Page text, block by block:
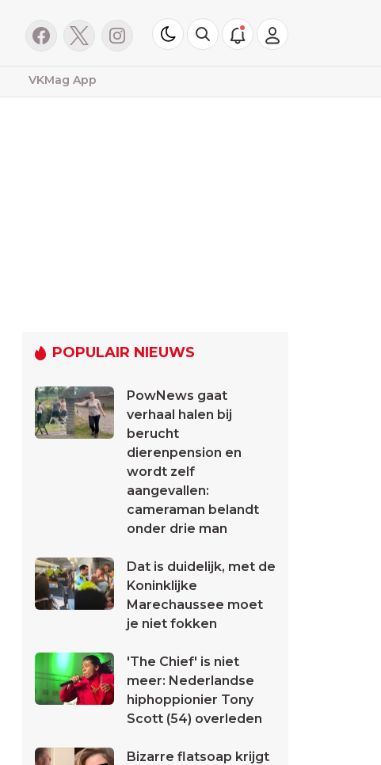
VKMag App
POPULAIR NIEUWS
PowNews gaat
verhaal halen bij
berucht
dierenpension en
wordt zelf
aangevallen:
cameraman belandt
onder drie man
Dat is duidelijk, met de
Koninklijke
Marechaussee moet
je niet fokken
'The Chief' is niet
meer: Nederlandse
hiphoppionier Tony
Scott (54) overleden
Bizarre flatsoap krijgt